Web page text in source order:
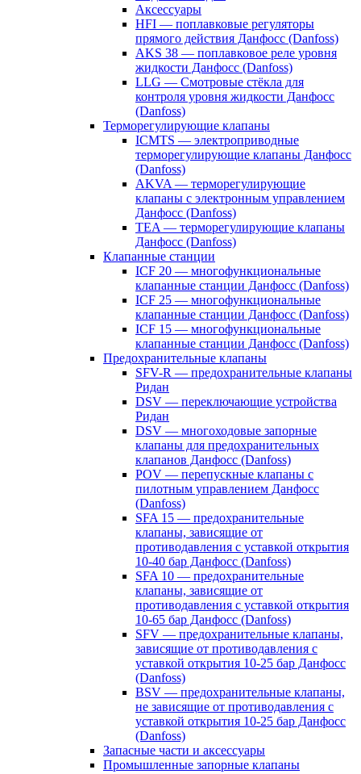
Аксессуары
HFI — поплавковые регуляторы
прямого действия Данфосс (Danfoss)
AKS 38 — поплавковое реле уровня
жидкости Данфосс (Danfoss)
LLG — Смотровые стёкла для
контроля уровня жидкости Данфосс
(Danfoss)
Терморегулирующие клапаны
ICMTS — электроприводные
терморегулирующие клапаны Данфосс
(Danfoss)
AKVA — терморегулирующие
клапаны с электронным управлением
Данфосс (Danfoss)
TEA — терморегулирующие клапаны
Данфосс (Danfoss)
Клапанные станции
ICF 20 — многофункциональные
клапанные станции Данфосс (Danfoss)
ICF 25 — многофункциональные
клапанные станции Данфосс (Danfoss)
ICF 15 — многофункциональные
клапанные станции Данфосс (Danfoss)
Предохранительные клапаны
SFV-R — предохранительные клапаны
Ридан
DSV — переключающие устройства
Ридан
DSV — многоходовые запорные
клапаны для предохранительных
клапанов Данфосс (Danfoss)
POV — перепускные клапаны с
пилотным управлением Данфосс
(Danfoss)
SFA 15 — предохранительные
клапаны, зависящие от
противодавления с уставкой открытия
10-40 бар Данфосс (Danfoss)
SFA 10 — предохранительные
клапаны, зависящие от
противодавления с уставкой открытия
10-65 бар Данфосс (Danfoss)
SFV — предохранительные клапаны,
зависящие от противодавления с
уставкой открытия 10-25 бар Данфосс
(Danfoss)
BSV — предохранительные клапаны,
не зависящие от противодавления с
уставкой открытия 10-25 бар Данфосс
(Danfoss)
Запасные части и аксессуары
Промышленные запорные клапаны